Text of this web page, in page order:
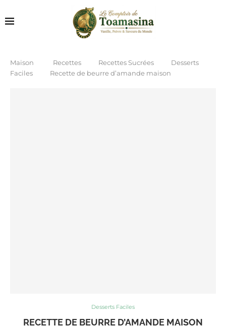
Maison Recettes Recettes Sucrées
Desserts
Faciles
Recette de beurre d’amande maison
Desserts Faciles
RECETTE DE BEURRE D’AMANDE MAISON